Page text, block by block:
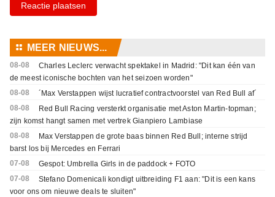
Reactie plaatsen
⚏ MEER NIEUWS...
08-08
Charles Leclerc verwacht spektakel in Madrid: "Dit kan één van
de meest iconische bochten van het seizoen worden"
08-08
´Max Verstappen wijst lucratief contractvoorstel van Red Bull af´
08-08
Red Bull Racing versterkt organisatie met Aston Martin-topman;
zijn komst hangt samen met vertrek Gianpiero Lambiase
08-08
Max Verstappen de grote baas binnen Red Bull; interne strijd
barst los bij Mercedes en Ferrari
07-08
Gespot: Umbrella Girls in de paddock + FOTO
07-08
Stefano Domenicali kondigt uitbreiding F1 aan: "Dit is een kans
voor ons om nieuwe deals te sluiten"